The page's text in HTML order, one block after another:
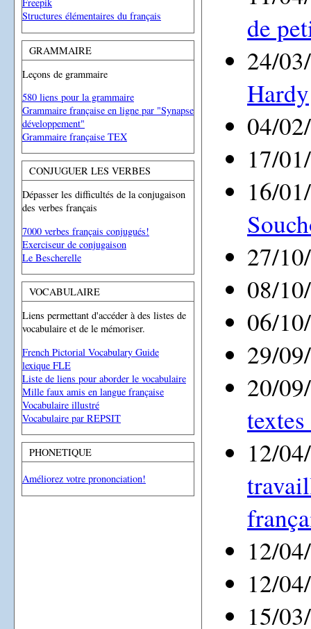
Structures élémentaires du français
GRAMMAIRE
Leçons de grammaire
580 liens pour la grammaire
Grammaire française en ligne par "Synapse
développement"
Grammaire française TEX
CONJUGUER LES VERBES
Dépasser les difficultés de la conjugaison
des verbes français
7000 verbes français conjugués!
Exerciseur de conjugaison
Le Bescherelle
VOCABULAIRE
Liens permettant d'accéder à des listes de
vocabulaire et de le mémoriser.
French Pictorial Vocabulary Guide
lexique FLE
Liste de liens pour aborder le vocabulaire
Mille faux amis en langue française
Vocabulaire illustré
Vocabulaire par REPSIT
PHONETIQUE
Améliorez votre prononciation!
de
24/
Hardy
04/
17/
16/
27/
08/
06/
29/
20/
12/
12/
12/
15/